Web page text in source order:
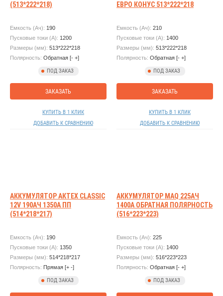
(513*222*218)
Емкость (Ач): 190
Пусковые токи (А): 1200
Размеры (мм): 513*222*218
Полярность: Обратная [- +]
ПОД ЗАКАЗ
ЗАКАЗАТЬ
КУПИТЬ В 1 КЛИК
ДОБАВИТЬ К СРАВНЕНИЮ
ЕВРО КОНУС 513*222*218
Емкость (Ач): 210
Пусковые токи (А): 1400
Размеры (мм): 513*222*218
Полярность: Обратная [- +]
ПОД ЗАКАЗ
ЗАКАЗАТЬ
КУПИТЬ В 1 КЛИК
ДОБАВИТЬ К СРАВНЕНИЮ
АККУМУЛЯТОР АКТЕХ CLASSIC
12V 190АЧ 1350А ПП
(514*218*217)
Емкость (Ач): 190
Пусковые токи (А): 1350
Размеры (мм): 514*218*217
Полярность: Прямая [+ -]
ПОД ЗАКАЗ
АККУМУЛЯТОР MAQ 225АЧ
1400А ОБРАТНАЯ ПОЛЯРНОСТЬ
(516*223*223)
Емкость (Ач): 225
Пусковые токи (А): 1400
Размеры (мм): 516*223*223
Полярность: Обратная [- +]
ПОД ЗАКАЗ